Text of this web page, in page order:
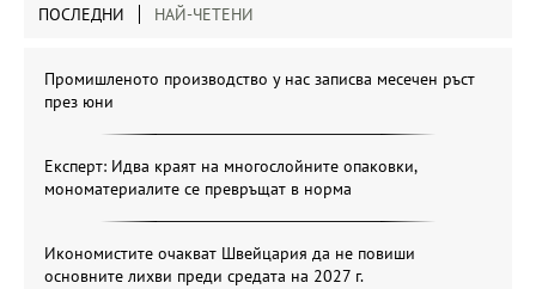
ПОСЛЕДНИ НАЙ-ЧЕТЕНИ
Промишленото производство у нас записва месечен ръст
през юни
Експерт: Идва краят на многослойните опаковки,
мономатериалите се превръщат в норма
Икономистите очакват Швейцария да не повиши
основните лихви преди средата на 2027 г.